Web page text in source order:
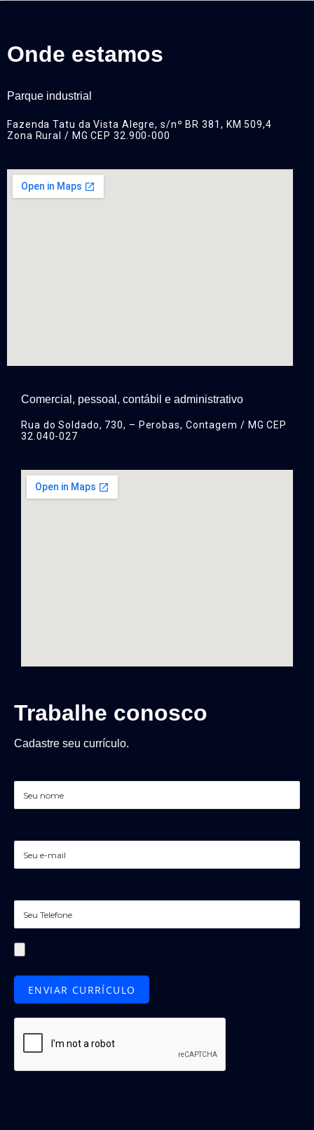
Onde estamos
Parque industrial
Fazenda Tatu da Vista Alegre, s/nº BR 381, KM 509,4
Zona Rural / MG CEP 32.900-000
Comercial, pessoal, contábil e administrativo
Rua do Soldado, 730, – Perobas, Contagem / MG CEP
32.040-027
Trabalhe conosco
Cadastre seu currículo.